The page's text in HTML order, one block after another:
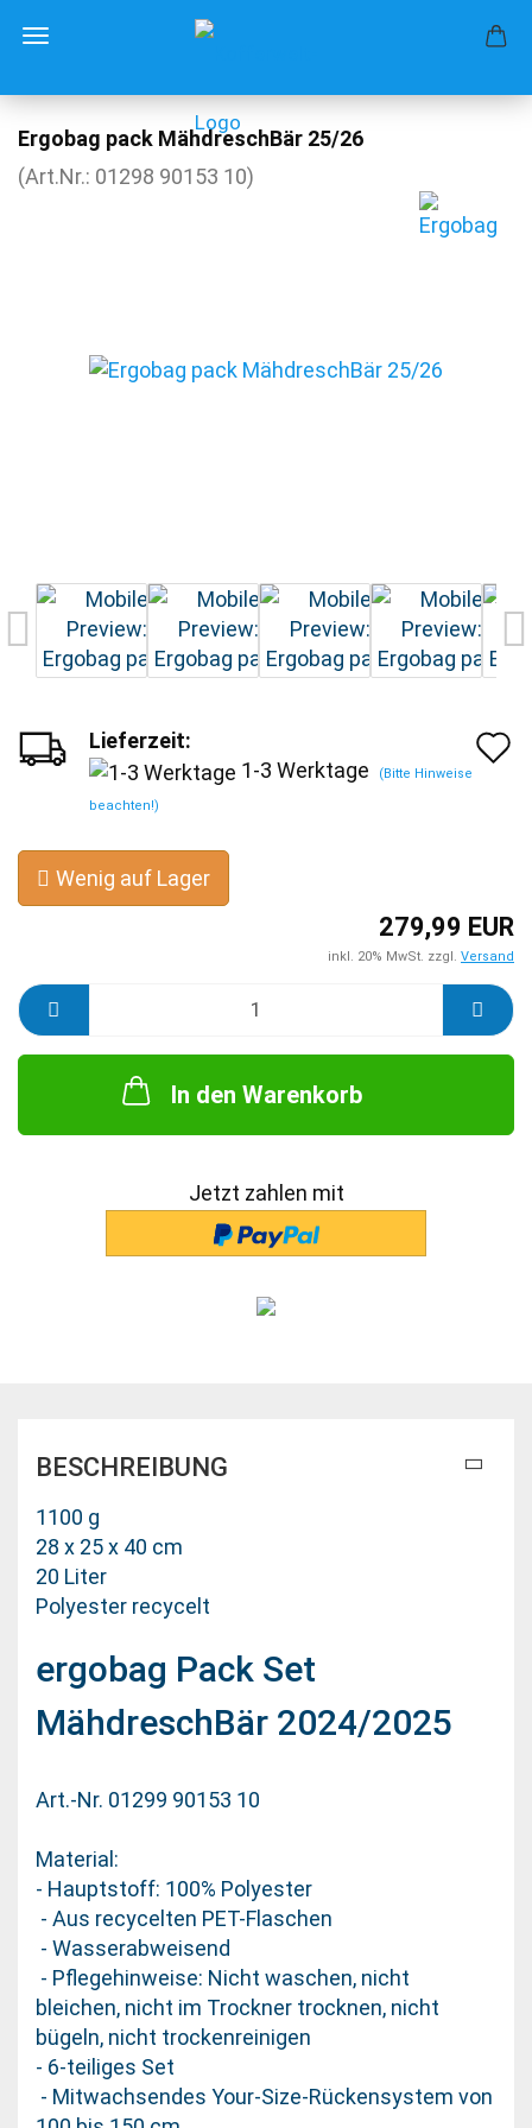
Ergobag pack MähdreschBär 25/26
(Art.Nr.: 01298 90153 10)
Lieferzeit:
1-3 Werktage
(Bitte Hinweise
beachten!)
Wenig auf Lager
279,99 EUR
inkl. 20% MwSt. zzgl. Versand
In den Warenkorb
Jetzt zahlen mit
BESCHREIBUNG
1100 g
28 x 25 x 40 cm
20 Liter
Polyester recycelt
ergobag Pack Set
MähdreschBär 2024/2025
Art.-Nr. 01299 90153 10
Material:
- Hauptstoff: 100% Polyester
- Aus recycelten PET-Flaschen
- Wasserabweisend
- Pflegehinweise: Nicht waschen, nicht
bleichen, nicht im Trockner trocknen, nicht
bügeln, nicht trockenreinigen
- 6-teiliges Set
- Mitwachsendes Your-Size-Rückensystem von